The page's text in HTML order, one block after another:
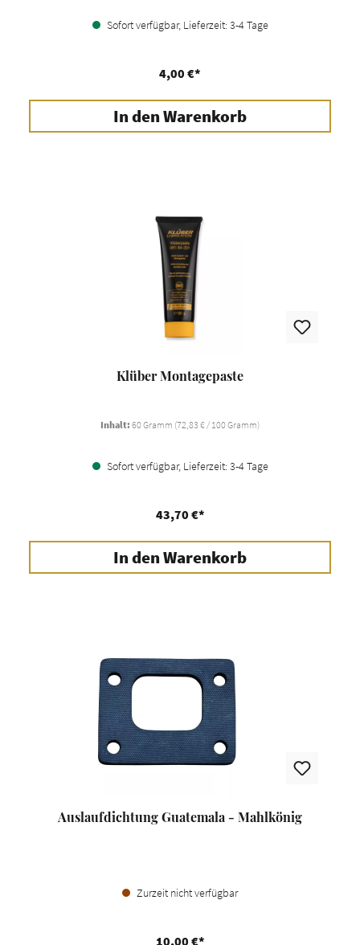
Sofort verfügbar, Lieferzeit: 3-4 Tage
4,00 €*
In den Warenkorb
Klüber Montagepaste
Inhalt: 60 Gramm (72,83 € / 100 Gramm)
Sofort verfügbar, Lieferzeit: 3-4 Tage
43,70 €*
In den Warenkorb
Auslaufdichtung Guatemala - Mahlkönig
Zurzeit nicht verfügbar
10,00 €*